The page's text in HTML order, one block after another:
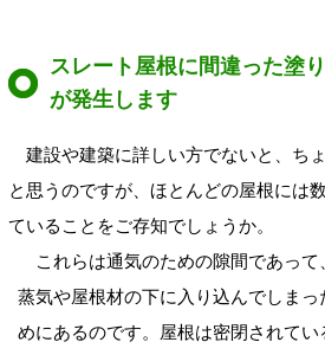
スレート屋根に間違った塗
が発生します
建設や建築に詳しい方でないと、ち
と思うのですが、ほとんどの屋根には
ていることをご存知でしょうか。
これらは通気のための隙間であって
蒸気や屋根材の下に入り込んでしまっ
めにあるのです。屋根は密閉されて